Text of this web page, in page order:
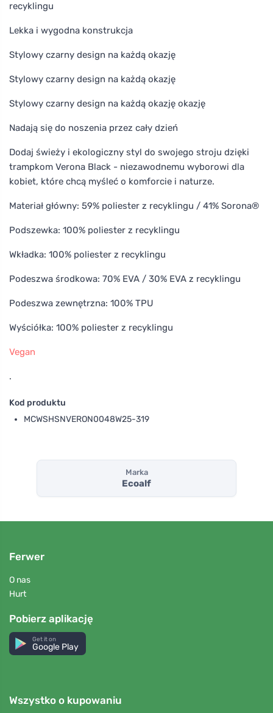
recyklingu
Lekka i wygodna konstrukcja
Stylowy czarny design na każdą okazję
Stylowy czarny design na każdą okazję
Stylowy czarny design na każdą okazję okazję
Nadają się do noszenia przez cały dzień
Dodaj świeży i ekologiczny styl do swojego stroju dzięki
trampkom Verona Black - niezawodnemu wyborowi dla
kobiet, które chcą myśleć o komforcie i naturze.
Materiał główny: 59% poliester z recyklingu / 41% Sorona®
Podszewka: 100% poliester z recyklingu
Wkładka: 100% poliester z recyklingu
Podeszwa środkowa: 70% EVA / 30% EVA z recyklingu
Podeszwa zewnętrzna: 100% TPU
Wyściółka: 100% poliester z recyklingu
Vegan
.
Kod produktu
MCWSHSNVERON0048W25-319
Marka
Ecoalf
Ferwer
O nas
Hurt
Pobierz aplikację
Get it on
Google Play
Wszystko o kupowaniu